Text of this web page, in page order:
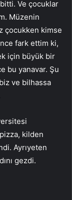
Ve çocuklar
Müzenin
çocukken kimse
fark ettim ki,
için büyük bir
bu yanavar. Şu
ve bilhassa
kilden
Ayrıyeten
gezdi.